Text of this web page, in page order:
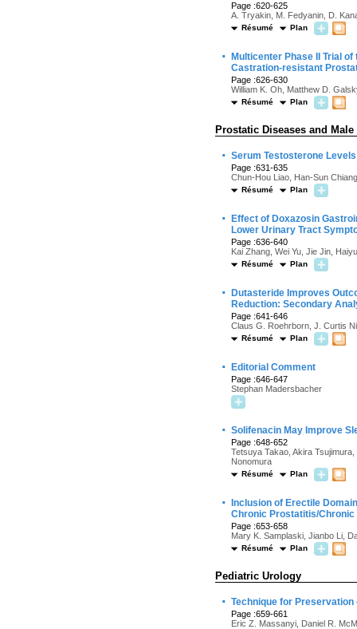
Page :620-625
A. Tryakin, M. Fedyanin, D.
Résumé Plan
·
Multicenter Phase II Trial
Castration-resistant
Page :626-630
William K. Oh, Matthew D.
Résumé Plan
Prostatic Diseases and
· Serum Testosterone
Page :631-635
Chun-Hou Liao, Han-Sun
Résumé Plan
·
Effect of Doxazosin
Lower Urinary Tract
Page :636-640
Kai Zhang, Wei Yu, Jie Jin,
Résumé Plan
·
Dutasteride Improves
Reduction: Secondary
Page :641-646
Claus G. Roehrborn, J. Curtis
Résumé Plan
· Editorial Comment
Page :646-647
Stephan Madersbacher
· Solifenacin May Improve
Page :648-652
Tetsuya Takao, Akira
Nonomura
Résumé Plan
·
Inclusion of Erectile
Chronic Prostatitis/
Page :653-658
Mary K. Samplaski, Jianbo Li,
Résumé Plan
Pediatric Urology
· Technique for
Page :659-661
Eric Z. Massanyi, Daniel R.